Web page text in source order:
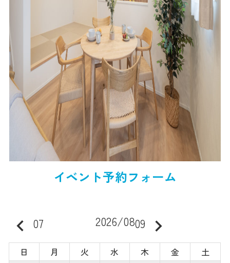
イベント予約フォーム
keyboard_arrow_left 07 2026/0809 keyboard_arrow_right
日 月 火 水 木 金
土